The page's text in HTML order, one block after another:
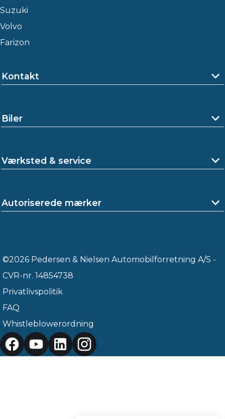
Suzuki
Volvo
Farizon
Kontakt
Biler
Værksted & service
Autoriserede mærker
©2026 Pedersen & Nielsen Automobilforretning A/S -
CVR-nr. 14854738
Privatlivspolitik
FAQ
Whistleblowerordning